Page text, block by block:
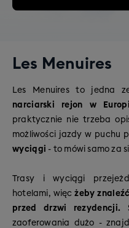
Les Menuires
Les Menuires to jedna
narciarski rejon w
praktycznie nie trzeba
możliwości jazdy w puchu
wyciągi - to mówi samo za
Trasy i wyciągi
hotelami, więcżeby
przed drzwi rezydencji.
zaoferowania dużo -